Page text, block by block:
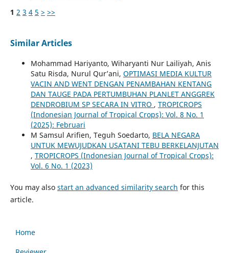
1 2 3 4 5 > >>
Similar Articles
Mohammad Hariyanto, Wiharyanti Nur Lailiyah, Anis
Satu Risda, Nurul Qur’ani, OPTIMASI MEDIA KULTUR
VACIN AND WENT DENGAN PENAMBAHAN KENTANG
DAN TAUGE PADA PERTUMBUHAN PLANLET ANGGREK
DENDROBIUM SP SECARA IN VITRO , TROPICROPS
(Indonesian Journal of Tropical Crops): Vol. 8 No. 1
(2025): Februari
M Samsul Arifien, Teguh Soedarto, BELA NEGARA
UNTUK MEWUJUDKAN USATANI TEBU BERKELANJUTAN
, TROPICROPS (Indonesian Journal of Tropical Crops):
Vol. 6 No. 1 (2023)
You may also start an advanced similarity search for this
article.
Home